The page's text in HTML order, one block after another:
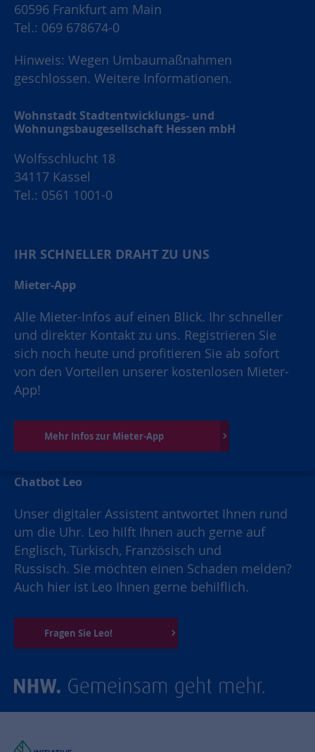
60596 Frankfurt am Main
Tel.: 069 678674-0
Hinweis: Wegen Umbaumaßnahmen
geschlossen. Weitere Informationen.
Wohnstadt Stadtentwicklungs- und
Wohnungsbaugesellschaft Hessen mbH
Wolfsschlucht 18
34117 Kassel
Tel.: 0561 1001-0
IHR SCHNELLER DRAHT ZU UNS
Mieter-App
Alle Mieter-Infos auf einen Blick. Ihr schneller
und direkter Kontakt zu uns. Registrieren Sie
sich noch heute und profitieren Sie ab sofort
von den Vorteilen unserer kostenlosen Mieter-
App!
Mehr Infos zur Mieter-App
Chatbot Leo
Unser digitaler Assistent antwortet Ihnen rund
um die Uhr. Leo hilft Ihnen auch gerne auf
Englisch, Türkisch, Französisch und
Russisch. Sie möchten einen Schaden melden?
Auch hier ist Leo Ihnen gerne behilflich.
Fragen Sie Leo!